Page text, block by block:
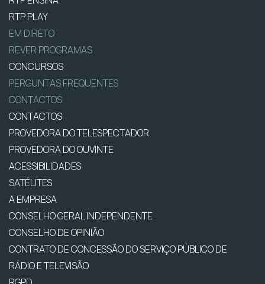
RTP PLAY
EM DIRETO
REVER PROGRAMAS
CONCURSOS
PERGUNTAS FREQUENTES
CONTACTOS
CONTACTOS
PROVEDORA DO TELESPECTADOR
PROVEDORA DO OUVINTE
ACESSIBILIDADES
SATÉLITES
A EMPRESA
CONSELHO GERAL INDEPENDENTE
CONSELHO DE OPINIÃO
CONTRATO DE CONCESSÃO DO SERVIÇO PÚBLICO DE
RÁDIO E TELEVISÃO